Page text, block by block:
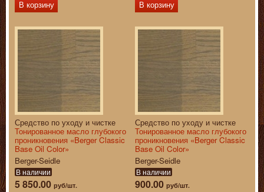
В корзину
В корзину
Средство по уходу и чистке
Тонированное масло глубокого
проникновения «Berger Classic
Base Oil Color»
Berger-Seidle
В наличии
5 850.00 руб/шт.
Средство по уходу и чистке
Тонированное масло глубокого
проникновения «Berger Classic
Base Oil Color»
Berger-Seidle
В наличии
900.00 руб/шт.